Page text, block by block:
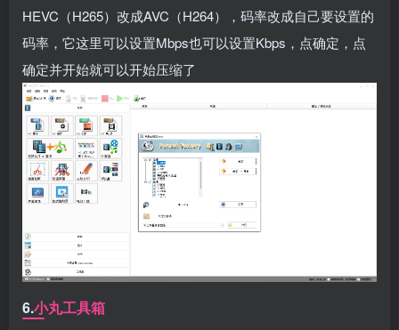
HEVC（H265）改成AVC（H264），码率改成自己要设置的
码率，它这里可以设置Mbps也可以设置Kbps，点确定，点
确定并开始就可以开始压缩了
6.小丸工具箱